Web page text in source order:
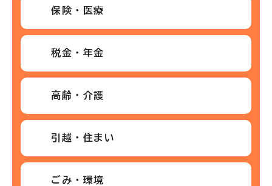
保険・医療
税金・年金
高齢・介護
引越・住まい
ごみ・環境